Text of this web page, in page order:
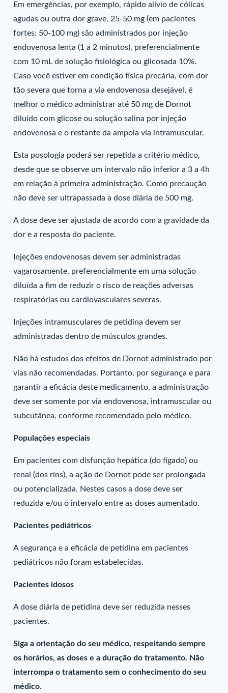
Em emergências, por exemplo, rápido alívio de cólicas
agudas ou outra dor grave, 25-50 mg (em pacientes
fortes: 50-100 mg) são administrados por injeção
endovenosa lenta (1 a 2 minutos), preferencialmente
com 10 mL de solução fisiológica ou glicosada 10%.
Caso você estiver em condição física precária, com dor
tão severa que torna a via endovenosa desejável, é
melhor o médico administrar até 50 mg de Dornot
diluído com glicose ou solução salina por injeção
endovenosa e o restante da ampola via intramuscular.
Esta posologia poderá ser repetida a critério médico,
desde que se observe um intervalo não inferior a 3 a 4h
em relação à primeira administração. Como precaução
não deve ser ultrapassada a dose diária de 500 mg.
A dose deve ser ajustada de acordo com a gravidade da
dor e a resposta do paciente.
Injeções endovenosas devem ser administradas
vagarosamente, preferencialmente em uma solução
diluída a fim de reduzir o risco de reações adversas
respiratórias ou cardiovasculares severas.
Injeções intramusculares de petidina devem ser
administradas dentro de músculos grandes.
Não há estudos dos efeitos de Dornot administrado por
vias não recomendadas. Portanto, por segurança e para
garantir a eficácia deste medicamento, a administração
deve ser somente por via endovenosa, intramuscular ou
subcutânea, conforme recomendado pelo médico.
Populações especiais
Em pacientes com disfunção hepática (do fígado) ou
renal (dos rins), a ação de Dornot pode ser prolongada
ou potencializada. Nestes casos a dose deve ser
reduzida e/ou o intervalo entre as doses aumentado.
Pacientes pediátricos
A segurança e a eficácia de petidina em pacientes
pediátricos não foram estabelecidas.
Pacientes idosos
A dose diária de petidina deve ser reduzida nesses
pacientes.
Siga a orientação do seu médico, respeitando sempre
os horários, as doses e a duração do tratamento. Não
interrompa o tratamento sem o conhecimento do seu
médico.